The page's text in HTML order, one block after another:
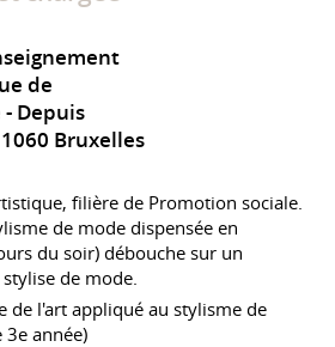
de
Depuis
1060 Bruxelles
filière de Promotion sociale.
de mode dispensée en
du soir) débouche sur un
de mode.
de l'art appliqué au stylisme de
année)